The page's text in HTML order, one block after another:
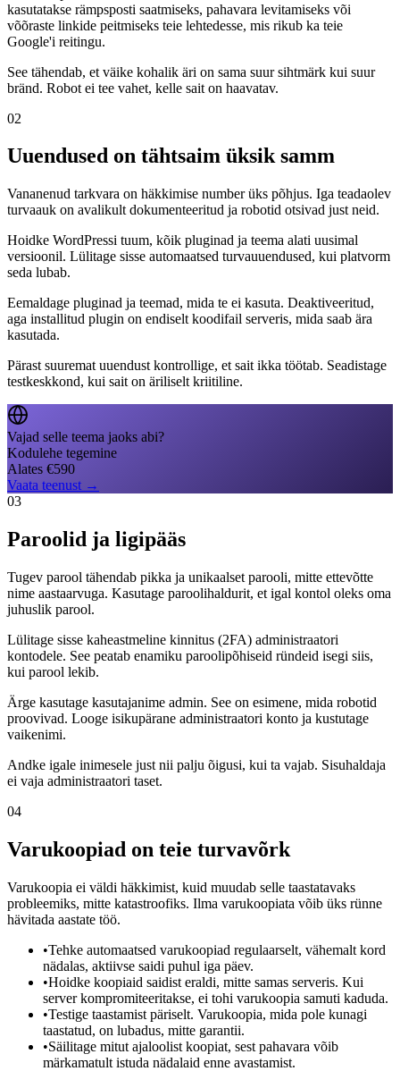
kasutatakse rämpsposti saatmiseks, pahavara levitamiseks või
võõraste linkide peitmiseks teie lehtedesse, mis rikub ka teie
Google'i reitingu.
See tähendab, et väike kohalik äri on sama suur sihtmärk kui suur
bränd. Robot ei tee vahet, kelle sait on haavatav.
02
Uuendused on tähtsaim üksik samm
Vananenud tarkvara on häkkimise number üks põhjus. Iga teadaolev
turvaauk on avalikult dokumenteeritud ja robotid otsivad just neid.
Hoidke WordPressi tuum, kõik pluginad ja teema alati uusimal
versioonil. Lülitage sisse automaatsed turvauuendused, kui platvorm
seda lubab.
Eemaldage pluginad ja teemad, mida te ei kasuta. Deaktiveeritud,
aga installitud plugin on endiselt koodifail serveris, mida saab ära
kasutada.
Pärast suuremat uuendust kontrollige, et sait ikka töötab. Seadistage
testkeskkond, kui sait on äriliselt kriitiline.
Vajad selle teema jaoks abi?
Kodulehe tegemine
Alates €590
Vaata teenust →
03
Paroolid ja ligipääs
Tugev parool tähendab pikka ja unikaalset parooli, mitte ettevõtte
nime aastaarvuga. Kasutage paroolihaldurit, et igal kontol oleks oma
juhuslik parool.
Lülitage sisse kaheastmeline kinnitus (2FA) administraatori
kontodele. See peatab enamiku paroolipõhiseid ründeid isegi siis,
kui parool lekib.
Ärge kasutage kasutajanime admin. See on esimene, mida robotid
proovivad. Looge isikupärane administraatori konto ja kustutage
vaikenimi.
Andke igale inimesele just nii palju õigusi, kui ta vajab. Sisuhaldaja
ei vaja administraatori taset.
04
Varukoopiad on teie turvavõrk
Varukoopia ei väldi häkkimist, kuid muudab selle taastatavaks
probleemiks, mitte katastroofiks. Ilma varukoopiata võib üks rünne
hävitada aastate töö.
•Tehke automaatsed varukoopiad regulaarselt, vähemalt kord
nädalas, aktiivse saidi puhul iga päev.
•Hoidke koopiaid saidist eraldi, mitte samas serveris. Kui
server kompromiteeritakse, ei tohi varukoopia samuti kaduda.
•Testige taastamist päriselt. Varukoopia, mida pole kunagi
taastatud, on lubadus, mitte garantii.
•Säilitage mitut ajaloolist koopiat, sest pahavara võib
märkamatult istuda nädalaid enne avastamist.